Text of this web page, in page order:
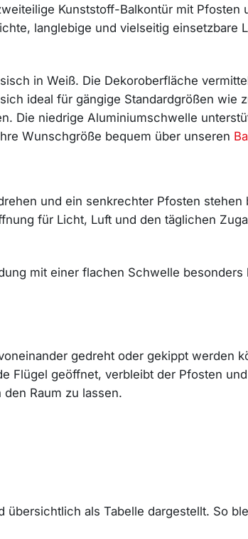
Kunststoff-Balkontür mit
langlebige und vielseitig einsetzbare
in Weiß. Die Dekoroberfläche
ideal für gängige Standardgrößen wie
Die niedrige Aluminiumschwelle
Wunschgröße bequem über unseren
und ein senkrechter Pfosten stehen
für Licht, Luft und den täglichen
mit einer flachen Schwelle
gedreht oder gekippt werden
Flügel geöffnet, verbleibt der Pfosten
Raum zu lassen.
als Tabelle dargestellt. So